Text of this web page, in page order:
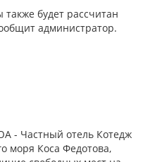
будет рассчитан
администратор.
- Частный отель Котедж
моря Коса Федотова,